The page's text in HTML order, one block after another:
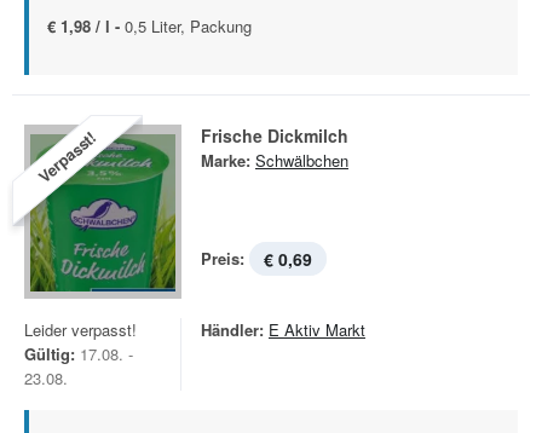
€ 1,98 / l - 0,5 Liter, Packung
Verpasst! Frische Dickmilch
Marke: Schwälbchen
Preis: € 0,69
Leider verpasst!
Gültig: 17.08. -
23.08.
Händler: E Aktiv Markt